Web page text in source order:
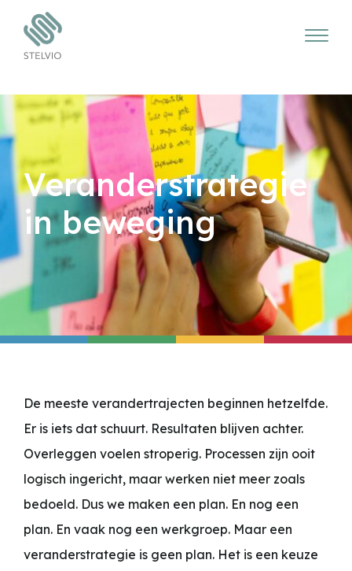
Veranderstrategie
in beweging
De meeste verandertrajecten beginnen hetzelfde.
Er is iets dat schuurt. Resultaten blijven achter.
Overleggen voelen stroperig. Processen zijn ooit
logisch ingericht, maar werken niet meer zoals
bedoeld. Dus we maken een plan. En nog een
plan. En vaak nog een werkgroep. Maar een
veranderstrategie is geen plan. Het is een keuze